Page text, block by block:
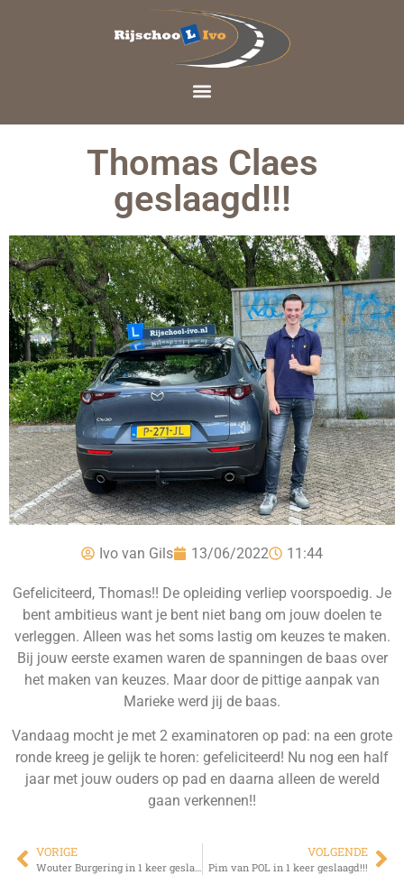
Thomas Claes
geslaagd!!!
Ivo van Gils 13/06/2022 11:44
Gefeliciteerd, Thomas!! De opleiding verliep voorspoedig. Je
bent ambitieus want je bent niet bang om jouw doelen te
verleggen. Alleen was het soms lastig om keuzes te maken.
Bij jouw eerste examen waren de spanningen de baas over
het maken van keuzes. Maar door de pittige aanpak van
Marieke werd jij de baas.
Vandaag mocht je met 2 examinatoren op pad: na een grote
ronde kreeg je gelijk te horen: gefeliciteerd! Nu nog een half
jaar met jouw ouders op pad en daarna alleen de wereld
gaan verkennen!!
VORIGE VOLGENDE
Pim van POL in 1 keer geslaagd!!!